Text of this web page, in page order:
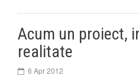
Acum un proiect,
realitate
6 Apr 2012